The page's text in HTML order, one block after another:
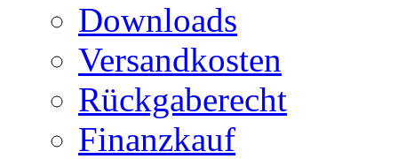
Downloads
Versandkosten
Rückgaberecht
Finanzkauf